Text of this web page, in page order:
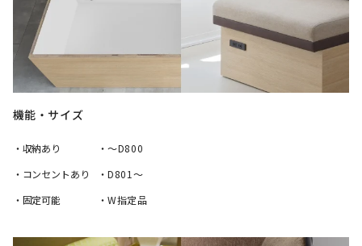
機能・サイズ
・収納あり
・コンセントあり
・固定可能
・～D800
・D801～
・W指定品